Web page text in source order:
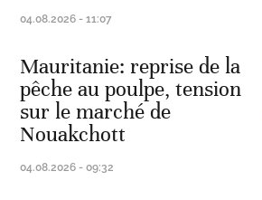
04.08.2026 - 11:07
Mauritanie: reprise de la
pêche au poulpe, tension
sur le marché de
Nouakchott
04.08.2026 - 09:32